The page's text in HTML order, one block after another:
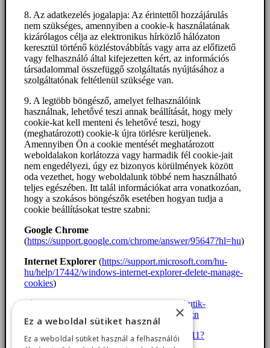
8. Az adatkezelés jogalapja: Az érintettől hozzájárulás
nem szükséges, amennyiben a cookie-k használatának
kizárólagos célja az elektronikus hírközlő hálózaton
keresztül történő közléstovábbítás vagy arra az előfizető
vagy felhasználó által kifejezetten kért, az információs
társadalommal összefüggő szolgáltatás nyújtásához a
szolgáltatónak feltétlenül szüksége van.
9. A legtöbb böngésző, amelyet felhasználóink
használnak, lehetővé teszi annak beállítását, hogy mely
cookie-kat kell menteni és lehetővé teszi, hogy
(meghatározott) cookie-k újra törlésre kerüljenek.
Amennyiben Ön a cookie mentését meghatározott
weboldalakon korlátozza vagy harmadik fél cookie-jait
nem engedélyezi, úgy ez bizonyos körülmények között
oda vezethet, hogy weboldalunk többé nem használható
teljes egészében. Itt talál információkat arra vonatkozóan,
hogy a szokásos böngészők esetében hogyan tudja a
cookie beállításokat testre szabni:
Google Chrome
(https://support.google.com/chrome/answer/95647?hl=hu)
Internet Explorer (https://support.microsoft.com/hu-
hu/help/17442/windows-internet-explorer-delete-manage-
cookies)
Firefox(https://support.mozilla.org/hu/kb/sutik-
engedelyezese-es-tiltasa-amit-weboldak-haszn
Safari( https://support.apple.com/kb/PH21411?
locale=hu_HU
)
×
Ez a weboldal sütiket használ
Ez a weboldal sütiket használ a felhasználói